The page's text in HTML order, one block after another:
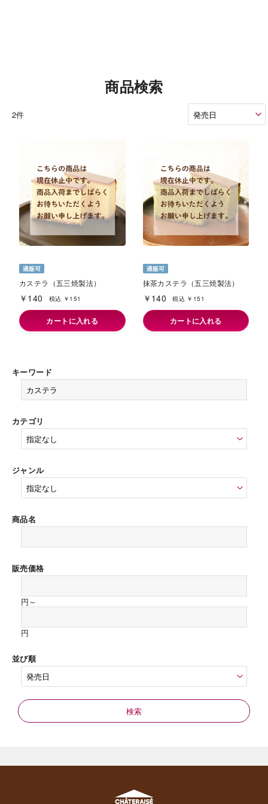
商品検索
2件
カステラ（五三焼製法）
￥140 税込 ￥151
カートに入れる
抹茶カステラ（五三焼製法）
￥140 税込 ￥151
カートに入れる
キーワード
カテゴリ
ジャンル
商品名
販売価格
円～
円
並び順